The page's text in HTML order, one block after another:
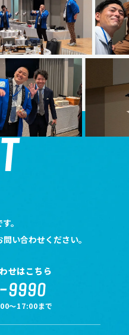
。
い合わせください。
せはこちら
～17:00まで